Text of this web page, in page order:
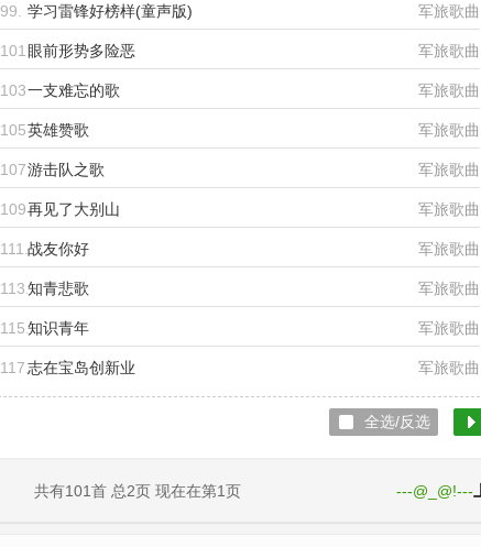
99. 学习雷锋好榜样(童声版) 军旅歌曲
101.眼前形势多险恶 军旅歌曲
103.一支难忘的歌 军旅歌曲
105.英雄赞歌 军旅歌曲
107.游击队之歌 军旅歌曲
109.再见了大别山 军旅歌曲
111.战友你好 军旅歌曲
113.知青悲歌 军旅歌曲
115.知识青年 军旅歌曲
117.志在宝岛创新业 军旅歌曲
全选/反选
共有101首 总2页 现在在第1页 ---@_@!---